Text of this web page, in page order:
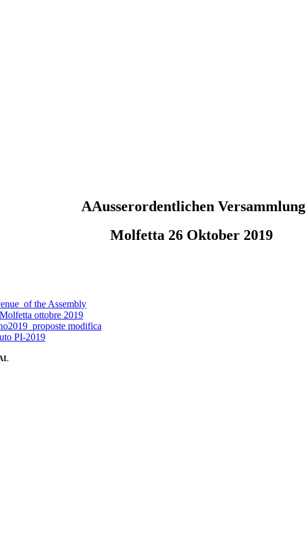
AAusserordentlichen Versammlung
Molfetta 26 Oktober 2019
the Assembly
ottobre 2019
modifica
PI-2019